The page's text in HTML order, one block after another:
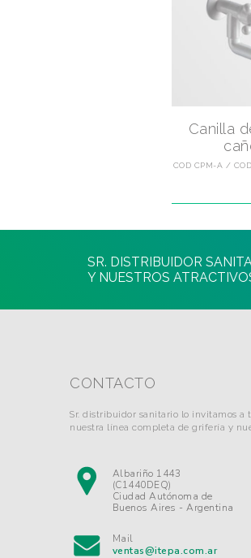
Canilla
COD CPM-A
SR. DISTRIBUIDOR
Y NUESTROS
CONTACTO
Sr. distribuidor sanitario lo invitamos
nuestra línea completa de grifería y
Albariño 1443
(C1440DEQ)
Ciudad Autónoma de
Buenos Aires - Argentina
Mail
ventas@itepa.com.ar